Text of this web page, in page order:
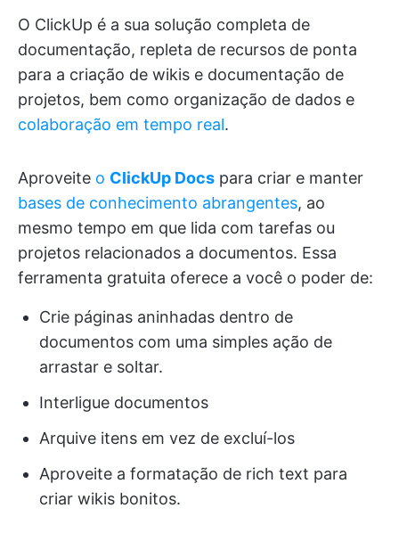
O ClickUp é a sua solução completa de
documentação, repleta de recursos de ponta
para a criação de wikis e documentação de
projetos, bem como organização de dados e
colaboração em tempo real.
Aproveite o ClickUp Docs para criar e manter
bases de conhecimento abrangentes, ao
mesmo tempo em que lida com tarefas ou
projetos relacionados a documentos. Essa
ferramenta gratuita oferece a você o poder de:
Crie páginas aninhadas dentro de
documentos com uma simples ação de
arrastar e soltar.
Interligue documentos
Arquive itens em vez de excluí-los
Aproveite a formatação de rich text para
criar wikis bonitos.